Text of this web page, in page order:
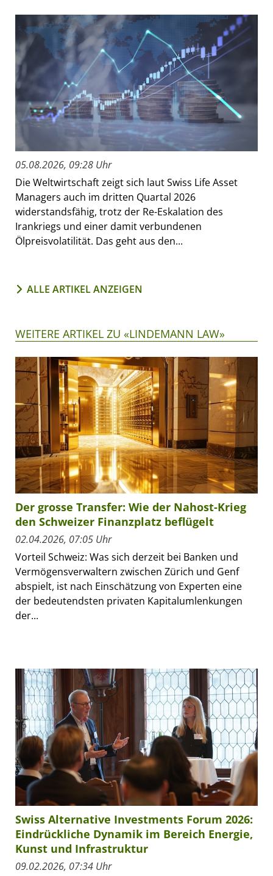
05.08.2026, 09:28 Uhr
Die Weltwirtschaft zeigt sich laut Swiss Life Asset
Managers auch im dritten Quartal 2026
widerstandsfähig, trotz der Re-Eskalation des
Irankriegs und einer damit verbundenen
Ölpreisvolatilität. Das geht aus den...
ALLE ARTIKEL ANZEIGEN
WEITERE ARTIKEL ZU «LINDEMANN LAW»
Der grosse Transfer: Wie der Nahost-Krieg
den Schweizer Finanzplatz beflügelt
02.04.2026, 07:05 Uhr
Vorteil Schweiz: Was sich derzeit bei Banken und
Vermögensverwaltern zwischen Zürich und Genf
abspielt, ist nach Einschätzung von Experten eine
der bedeutendsten privaten Kapitalumlenkungen
der...
Swiss Alternative Investments Forum 2026:
Eindrückliche Dynamik im Bereich Energie,
Kunst und Infrastruktur
09.02.2026, 07:34 Uhr